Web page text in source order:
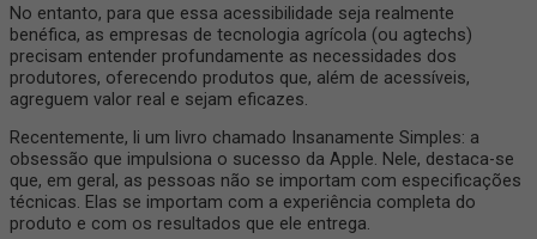
No entanto, para que essa acessibilidade seja realmente
benéfica, as empresas de tecnologia agrícola (ou agtechs)
precisam entender profundamente as necessidades dos
produtores, oferecendo produtos que, além de acessíveis,
agreguem valor real e sejam eficazes.
Recentemente, li um livro chamado Insanamente Simples: a
obsessão que impulsiona o sucesso da Apple. Nele, destaca-se
que, em geral, as pessoas não se importam com especificações
técnicas. Elas se importam com a experiência completa do
produto e com os resultados que ele entrega.